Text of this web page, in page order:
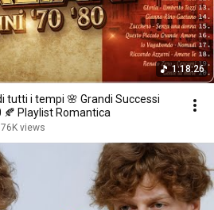
1:18:26
tutti i tempi 🌸 Grandi Successi
🍂 Playlist Romantica
views